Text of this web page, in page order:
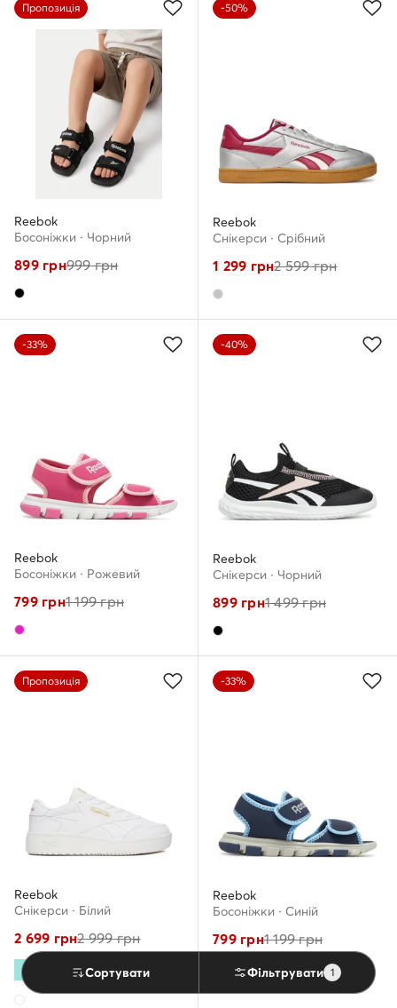
Сортувати Фільтрувати 1
Пропозиція
Reebok
Босоніжки · Чорний
899грн999грн
-50%
Reebok
Снікерcи · Срібний
1 299 грн2 599грн
-33%
Reebok
Босоніжки · Рожевий
799грн1 199грн
-40%
Reebok
Снікерcи · Чорний
899грн1 499грн
Пропозиція
Reebok
Снікерcи · Білий
2 699 грн2 999грн
extra -15% Код: SUMMER
-33%
Reebok
Босоніжки · Cиній
799грн1 199грн